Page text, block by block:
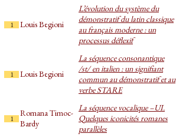
1 Louis Begioni
L’évolution du système du
démonstratif du latin classique
au français moderne : un
processus déflexif
1 Louis Begioni
La séquence consonantique
/st/ en italien : un signifiant
commun au démonstratif et au
verbe STARE
1
Romana Timoc-
Bardy
La séquence vocalique –UI.
Quelques iconicités romanes
parallèles